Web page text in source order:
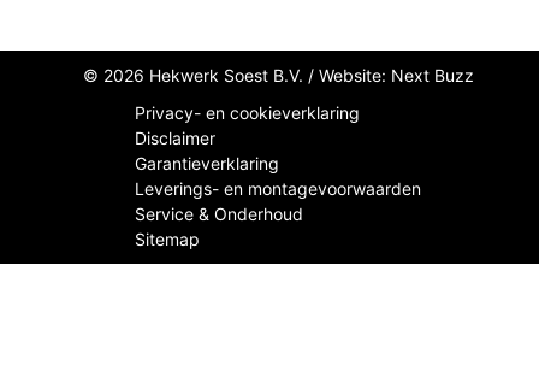
© 2026 Hekwerk Soest B.V. / Website: Next Buzz
Privacy- en cookieverklaring
Disclaimer
Garantieverklaring
Leverings- en montagevoorwaarden
Service & Onderhoud
Sitemap